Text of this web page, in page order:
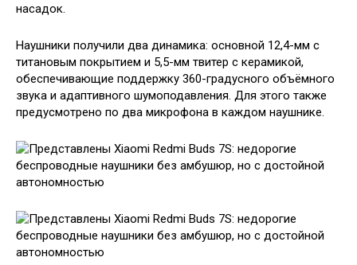
насадок.
Наушники получили два динамика: основной 12,4-мм с
титановым покрытием и 5,5-мм твитер с керамикой,
обеспечивающие поддержку 360-градусного объёмного
звука и адаптивного шумоподавления. Для этого также
предусмотрено по два микрофона в каждом наушнике.